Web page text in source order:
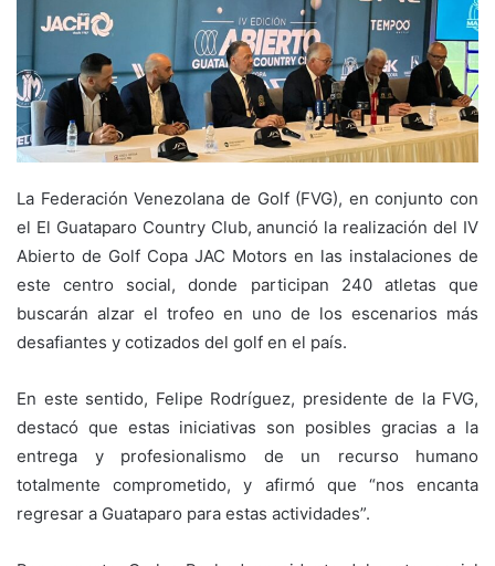
La Federación Venezolana de Golf (FVG), en conjunto con
el El Guataparo Country Club, anunció la realización del IV
Abierto de Golf Copa JAC Motors en las instalaciones de
este centro social, donde participan 240 atletas que
buscarán alzar el trofeo en uno de los escenarios más
desafiantes y cotizados del golf en el país.
En este sentido, Felipe Rodríguez, presidente de la FVG,
destacó que estas iniciativas son posibles gracias a la
entrega y profesionalismo de un recurso humano
totalmente comprometido, y afirmó que “nos encanta
regresar a Guataparo para estas actividades”.